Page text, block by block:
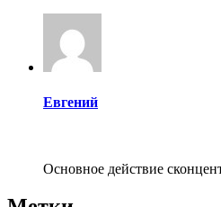
Евгений
Основное действие